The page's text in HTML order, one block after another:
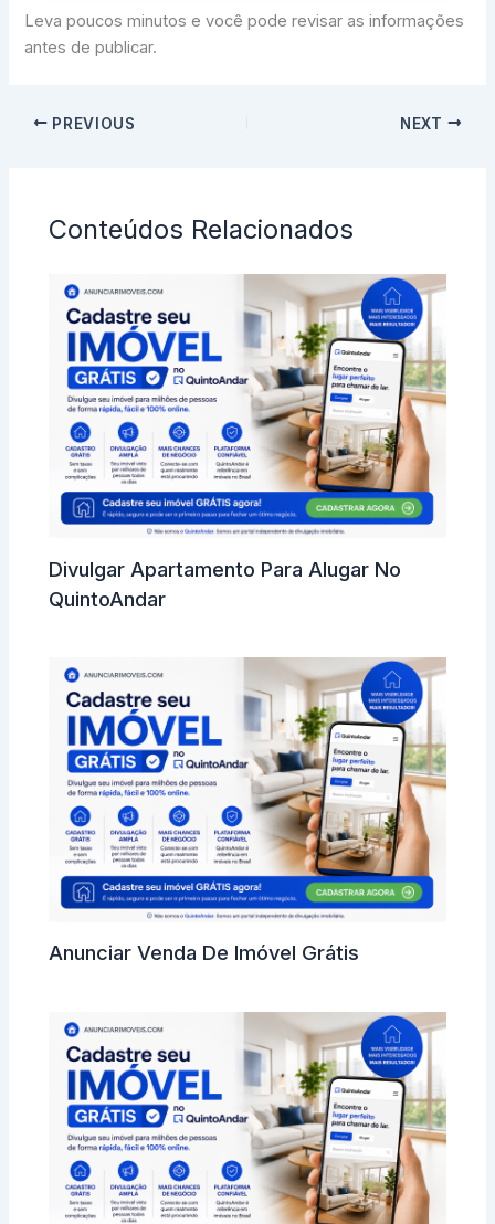
Leva poucos minutos e você pode revisar as informações
antes de publicar.
PREVIOUS NEXT
Conteúdos Relacionados
Divulgar Apartamento Para Alugar No
QuintoAndar
Anunciar Venda De Imóvel Grátis